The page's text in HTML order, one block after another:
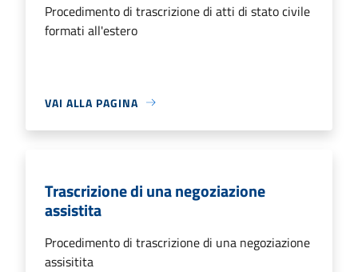
Procedimento di trascrizione di atti di stato civile
formati all'estero
VAI ALLA PAGINA
Trascrizione di una negoziazione
assistita
Procedimento di trascrizione di una negoziazione
assisitita